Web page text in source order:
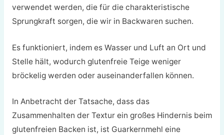
verwendet werden, die für die charakteristische
Sprungkraft sorgen, die wir in Backwaren suchen.
Es funktioniert, indem es Wasser und Luft an Ort und
Stelle hält, wodurch glutenfreie Teige weniger
bröckelig werden oder auseinanderfallen können.
In Anbetracht der Tatsache, dass das
Zusammenhalten der Textur ein großes Hindernis beim
glutenfreien Backen ist, ist Guarkernmehl eine